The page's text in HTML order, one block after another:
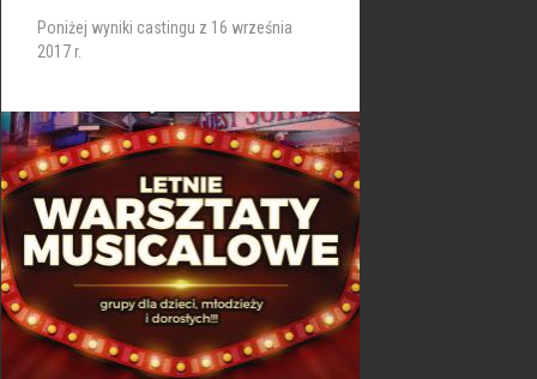
Poniżej wyniki castingu z 16 września
2017 r.